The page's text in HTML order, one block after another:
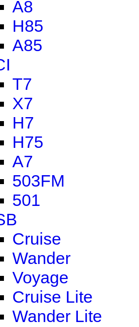
A8
H85
A85
T7
X7
H7
H75
A7
503FM
501
Cruise
Wander
Voyage
Cruise Lite
Wander Lite